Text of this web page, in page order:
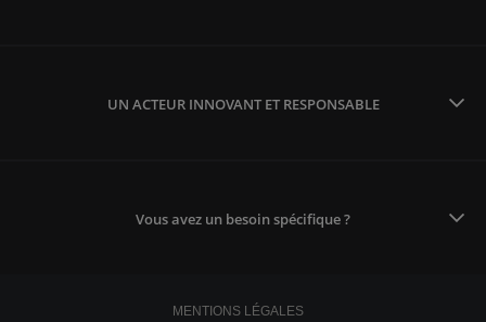
UN ACTEUR INNOVANT ET RESPONSABLE
Vous avez un besoin spécifique ?
MENTIONS LÉGALES